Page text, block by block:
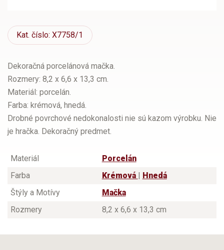
Kat. číslo: X7758/1
Dekoračná porcelánová mačka.
Rozmery: 8,2 x 6,6 x 13,3 cm.
Materiál: porcelán.
Farba: krémová, hnedá.
Drobné povrchové nedokonalosti nie sú kazom výrobku. Nie
je hračka. Dekoračný predmet.
Materiál
Porcelán
Farba
Krémová
Hnedá
Štýly a Motívy
Mačka
Rozmery
8,2 x 6,6 x 13,3 cm